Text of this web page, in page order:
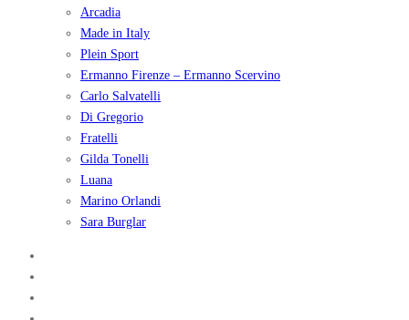
Arcadia
Made in Italy
Plein Sport
Ermanno Firenze – Ermanno Scervino
Carlo Salvatelli
Di Gregorio
Fratelli
Gilda Tonelli
Luana
Marino Orlandi
Sara Burglar